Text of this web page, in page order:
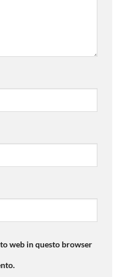
web in questo browser